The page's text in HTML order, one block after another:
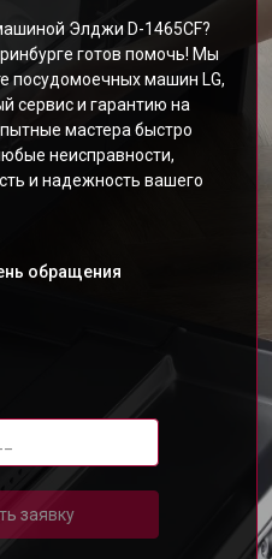
Элджи D-1465CF?
готов помочь! Мы
посудомоечных машин LG,
сервис и гарантию на
мастера быстро
неисправности,
и надежность вашего
обращения
заявку